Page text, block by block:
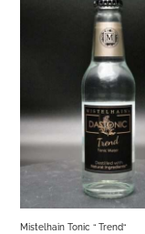
Mistelhain Tonic “ Trend“